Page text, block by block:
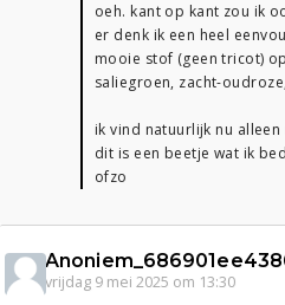
oeh. kant op kant zou ik
er denk ik een heel
mooie stof (geen tricot)
saliegroen, zacht-
ik vind natuurlijk nu
dit is een beetje wat ik
ofzo
vrijdag 9 mei 2025 om 13:30